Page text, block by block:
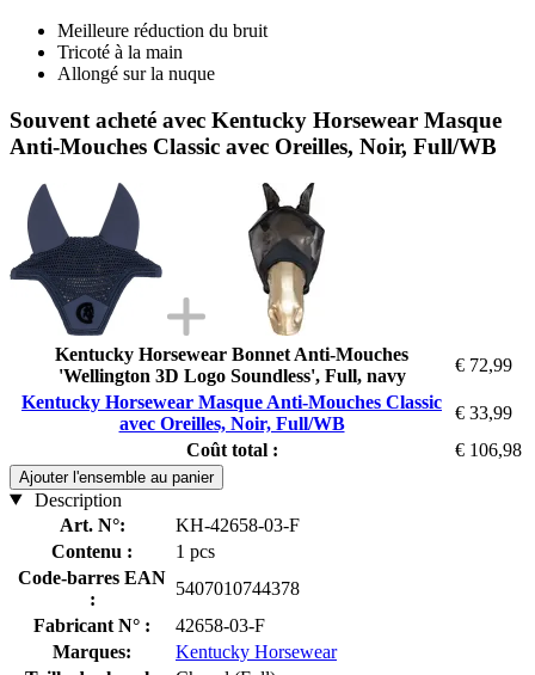
Meilleure réduction du bruit
Tricoté à la main
Allongé sur la nuque
Souvent acheté avec Kentucky Horsewear Masque
Anti-Mouches Classic avec Oreilles, Noir, Full/WB
Kentucky Horsewear Bonnet Anti-Mouches
'Wellington 3D Logo Soundless', Full, navy
€ 72,99
Kentucky Horsewear Masque Anti-Mouches Classic
avec Oreilles, Noir, Full/WB
€ 33,99
Coût total :
€ 106,98
Ajouter l'ensemble au panier
Description
Art. N°:
KH-42658-03-F
Contenu :
1 pcs
Code-barres EAN
:
5407010744378
Fabricant N° :
42658-03-F
Marques:
Kentucky Horsewear